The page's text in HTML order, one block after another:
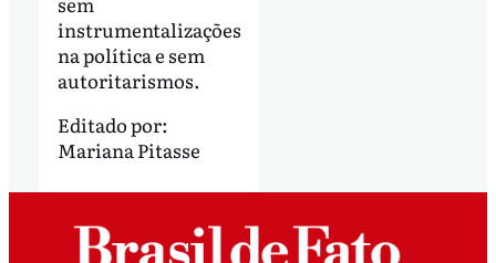
instrumentalizações
na política e sem
autoritarismos.
Editado por:
Mariana Pitasse